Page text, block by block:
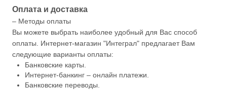
Оплата и доставка
– Методы оплаты
Вы можете выбрать наиболее удобный для Вас способ
оплаты. Интернет-магазин "Интеграл" предлагает Вам
следующие варианты оплаты:
Банковские карты.
Интернет-банкинг – онлайн платежи.
Банковские переводы.